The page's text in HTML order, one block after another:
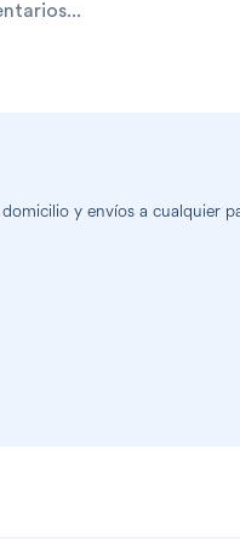
y envíos a cualquier